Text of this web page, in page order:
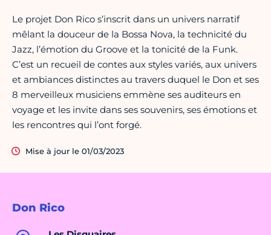
Don Rico
Le projet Don Rico s’inscrit dans un univers narratif
mêlant la douceur de la Bossa Nova, la technicité du
Jazz, l’émotion du Groove et la tonicité de la Funk.
C’est un recueil de contes aux styles variés, aux univers
et ambiances distinctes au travers duquel le Don et ses
8 merveilleux musiciens emmène ses auditeurs en
voyage et les invite dans ses souvenirs, ses émotions et
les rencontres qui l’ont forgé.
Mise à jour le 01/03/2023